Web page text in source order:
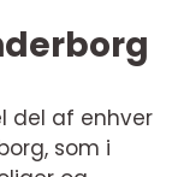
del af enhver
som i